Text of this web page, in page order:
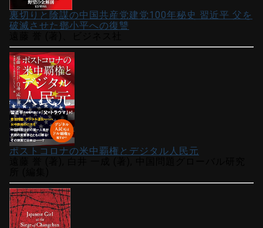
裏切りと陰謀の中国共産党建党100年秘史 習近平 父を
破滅させた鄧小平への復讐
ポストコロナの米中覇権とデジタル人民元